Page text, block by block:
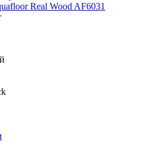
Real Wood AF6031